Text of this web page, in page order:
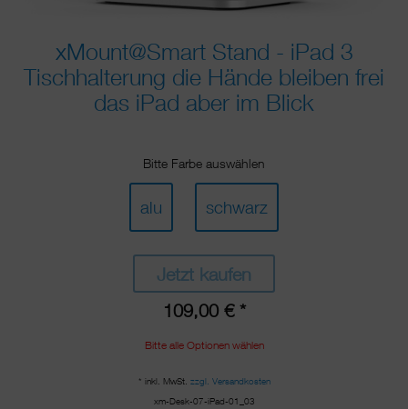
xMount@Smart Stand - iPad 3
Tischhalterung die Hände bleiben frei
das iPad aber im Blick
Bitte Farbe auswählen
alu schwarz
Jetzt kaufen
109,00 € *
Bitte alle Optionen wählen
* inkl. MwSt. zzgl. Versandkosten
xm-Desk-07-iPad-01_03